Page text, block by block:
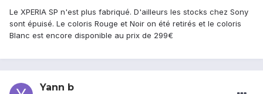
Le XPERIA SP n'est plus fabriqué. D'ailleurs les stocks chez Sony
sont épuisé. Le coloris Rouge et Noir on été retirés et le coloris
Blanc est encore disponible au prix de 299€
Yann b